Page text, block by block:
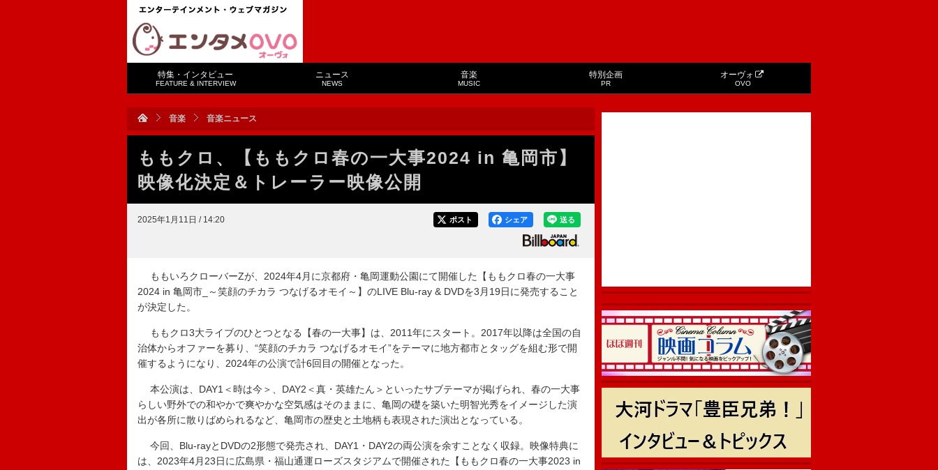
特集・インタビュー
FEATURE & INTERVIEW
ニュース
NEWS
音楽
MUSIC
特別企画
PR
オーヴォ
OVO
音楽 音楽ニュース
ももクロ、【ももクロ春の一大事2024 in 亀岡市】
映像化決定＆トレーラー映像公開
2025年1月11日 / 14:20 送る
シェア
ポスト
ももいろクローバーZが、2024年4月に京都府・亀岡運動公園にて開催した【ももクロ春の一大事
2024 in 亀岡市_～笑顔のチカラ つなげるオモイ～】のLIVE Blu-ray & DVDを3月19日に発売すること
が決定した。
ももクロ3大ライブのひとつとなる【春の一大事】は、2011年にスタート。2017年以降は全国の自
治体からオファーを募り、“笑顔のチカラ つなげるオモイ”をテーマに地方都市とタッグを組む形で開
催するようになり、2024年の公演で計6回目の開催となった。
本公演は、DAY1＜時は今＞、DAY2＜真・英雄たん＞といったサブテーマが掲げられ、春の一大事
らしい野外での和やかで爽やかな空気感はそのままに、亀岡の礎を築いた明智光秀をイメージした演
出が各所に散りばめられるなど、亀岡市の歴史と土地柄も表現された演出となっている。
今回、Blu-rayとDVDの2形態で発売され、DAY1・DAY2の両公演を余すことなく収録。映像特典に
は、2023年4月23日に広島県・福山通運ローズスタジアムで開催された【ももクロ春の一大事2023 in